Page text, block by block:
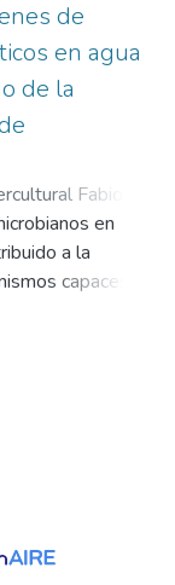
de
en agua
de la
Fabiola
2025-06-27
;Ferro
Rojas, Eli
en
a la
capaces de
parámetros
de agua